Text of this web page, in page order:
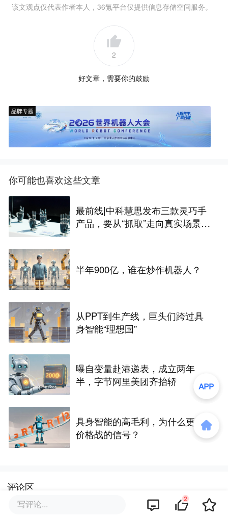
该文观点仅代表作者本人，36氪平台仅提供信息存储空间服务。
2
好文章，需要你的鼓励
品牌专题
你可能也喜欢这些文章
最前线|中科慧思发布三款灵巧手
产品，要从“抓取”走向真实场景作
半年900亿，谁在炒作机器人？
从PPT到生产线，巨头们跨过具
身智能“理想国”
曝自变量赴港递表，成立两年
半，字节阿里美团齐抬轿
具身智能的高毛利，为什么更像
价格战的信号？
评论区
写评论... 2